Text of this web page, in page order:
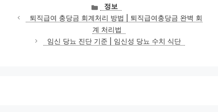
카
테
고
리
정보
퇴직급여 충당금 회계처리 방법 | 퇴직급여충당금 완벽 회
계 처리법
임신 당뇨 진단 기준 | 임신성 당뇨 수치 식단